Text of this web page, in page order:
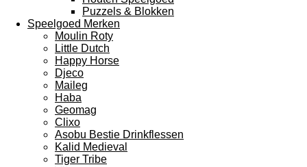
Puzzels & Blokken
Speelgoed Merken
Moulin Roty
Little Dutch
Happy Horse
Djeco
Maileg
Haba
Geomag
Clixo
Asobu Bestie Drinkflessen
Kalid Medieval
Tiger Tribe